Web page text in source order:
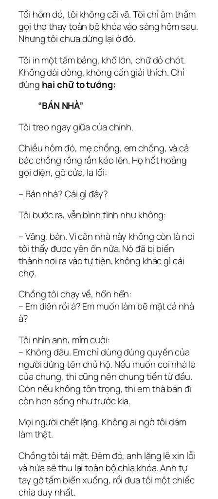
Tối hôm đó, tôi không cãi vã. Tôi chỉ âm thầm
gọi thợ thay toàn bộ khóa vào sáng hôm sau.
Nhưng tôi chưa dừng lại ở đó.
Tôi in một tấm bảng, khổ lớn, chữ đỏ chót.
Không dài dòng, không cần giải thích. Chỉ
đúng hai chữ to tướng:
“BÁN NHÀ”
Tôi treo ngay giữa cửa chính.
Chiều hôm đó, mẹ chồng, em chồng, và cả
bác chồng rồng rắn kéo lên. Họ hốt hoảng
gọi điện, gõ cửa, la lối:
– Bán nhà? Cái gì đây?
Tôi bước ra, vẫn bình tĩnh như không:
– Vâng, bán. Vì căn nhà này không còn là nơi
tôi thấy được yên ổn nữa. Nó đã bị biến
thành nơi ra vào tự tiện, không khác gì cái
chợ.
Chồng tôi chạy về, hổn hển:
– Em điên rồi à? Em muốn làm bẽ mặt cả nhà
à?
Tôi nhìn anh, mỉm cười:
– Không đâu. Em chỉ dùng đúng quyền của
người đứng tên chủ hộ. Nếu muốn coi nhà là
của chung, thì cũng nên chung tiền từ đầu.
Còn nếu không tôn trọng, thì em thà bán đi
còn hơn sống như trước kia.
Mọi người chết lặng. Không ai ngờ tôi dám
làm thật.
Chồng tôi tái mặt. Đêm đó, anh lặng lẽ xin lỗi
và hứa sẽ thu lại toàn bộ chìa khóa. Anh tự
tay gỡ tấm biển xuống, rồi đưa tôi một chiếc
chìa duy nhất.